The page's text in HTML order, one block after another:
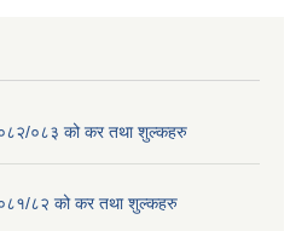
०८३ को कर तथा शुल्कहरु
८२ को कर तथा शुल्कहरु